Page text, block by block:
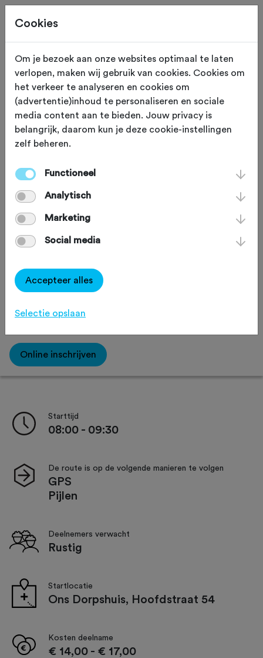
ZONDAG 23 AUG Valthe (Drenthe)
Hunebed Highway
Classic 2026
Racefiets
Delen
Omgeving
Online inschrijven
Starttijd
08:00 - 09:30
De route is op de volgende manieren te volgen
GPS
Pijlen
Deelnemers verwacht
Rustig
Startlocatie
Ons Dorpshuis, Hoofdstraat 54
Kosten deelname
€ 14,00 - € 17,00
Cookies
Om je bezoek aan onze websites optimaal te laten
verlopen, maken wij gebruik van cookies. Cookies om
het verkeer te analyseren en cookies om
(advertentie)inhoud te personaliseren en sociale
media content aan te bieden. Jouw privacy is
belangrijk, daarom kun je deze cookie-instellingen
zelf beheren.
Functioneel
Analytisch
Marketing
Social media
Accepteer alles
Selectie opslaan